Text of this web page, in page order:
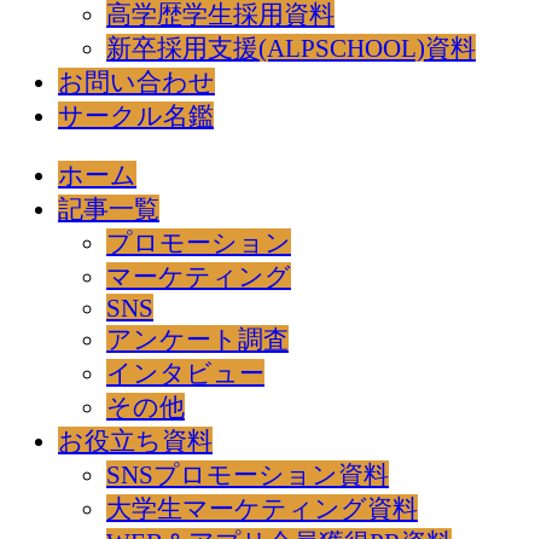
高学歴学生採用資料
新卒採用支援(ALPSCHOOL)資料
お問い合わせ
サークル名鑑
ホーム
記事一覧
プロモーション
マーケティング
SNS
アンケート調査
インタビュー
その他
お役立ち資料
SNSプロモーション資料
大学生マーケティング資料